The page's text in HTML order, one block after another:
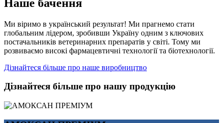
Наше бачення
Ми віримо в український результат! Ми прагнемо стати
глобальним лідером, зробивши Україну одним з ключових
постачальників ветеринарних препаратів у світі. Тому ми
розвиваємо високі фармацевтичні технології та біотехнології.
Дізнайтеся більше про наше виробництво
Дізнайтеся більше про нашу продукцію